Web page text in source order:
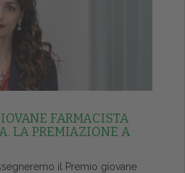
FARMACISTA
LA PREMIAZIONE A
il Premio giovane